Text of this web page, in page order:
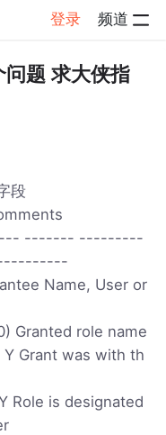
登录 频道
详情
题 求大侠指
段
------- ---------
Name, User or
Granted role name
Y Grant was with th
Y Role is designated